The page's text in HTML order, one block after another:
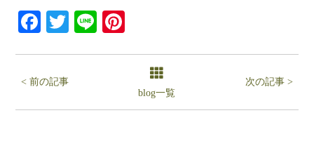
Facebook
Twitter
Line
< 前の記事
blog一覧
次の記事 >